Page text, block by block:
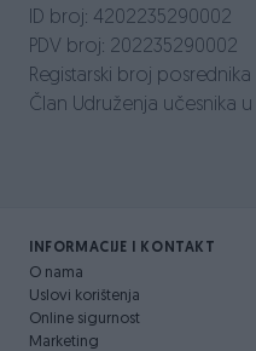
ID broj: 4202235290002
PDV broj: 202235290002
Registarski broj posrednika
Član Udruženja učesnika
INFORMACIJE I KONTAKT
O nama
Uslovi korištenja
Online sigurnost
Marketing